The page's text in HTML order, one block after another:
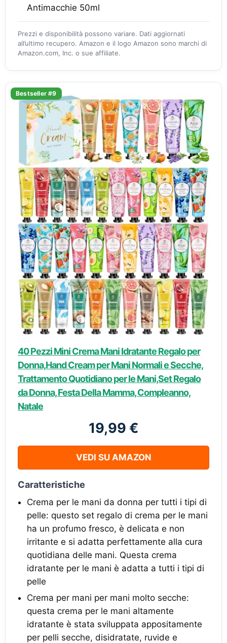
Antimacchie 50ml
Prezzi e disponibilità possono variare. Dati aggiornati
all’ultimo recupero. Amazon e il logo Amazon sono marchi di
Amazon.com, Inc. o sue affiliate.
Bestseller #9
40 Pezzi Mini Crema Mani Idratante Regalo per
Donna,Hand Cream per Mani Normali e Secche,
Trattamento Quotidiano per le Mani,Set Regalo
da Donna, Festa Della Mamma, Compleanno,
Natale
19,99 €
VEDI SU AMAZON
Caratteristiche
Crema per le mani da donna per tutti i tipi di
pelle: questo set regalo di crema per le mani
ha un profumo fresco, è delicata e non
irritante e si adatta perfettamente alla cura
quotidiana delle mani. Questa crema
idratante per le mani è adatta a tutti i tipi di
pelle
Crema per mani per mani molto secche:
questa crema per le mani altamente
idratante è stata sviluppata appositamente
per pelli secche, disidratate, ruvide e